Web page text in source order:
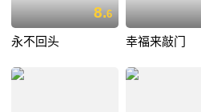
8.6
永不回头 幸福来敲门